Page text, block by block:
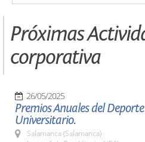
Próximas
corporativa
26/05/2025
Premios Anuales del Deporte
Universitario.
Salamanca (Salamanca)